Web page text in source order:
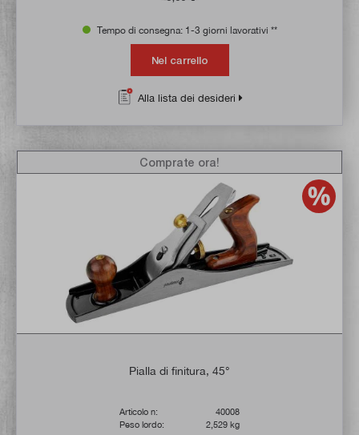
Tempo di consegna: 1-3 giorni lavorativi **
Nel carrello
Alla lista dei desideri
Pialla di finitura, 45°
Articolo n:
40008
Peso lordo:
2,529 kg
Comprate ora!